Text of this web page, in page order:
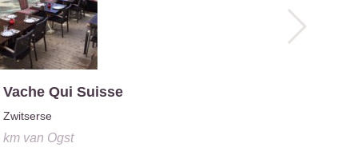
Vache Qui Suisse
Zwitserse
kmvan Ogst
0.1 km